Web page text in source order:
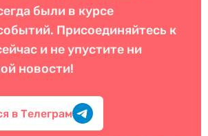
были в курсе
Присоединяйтесь к
и не упустите ни
новости!
в Телеграм